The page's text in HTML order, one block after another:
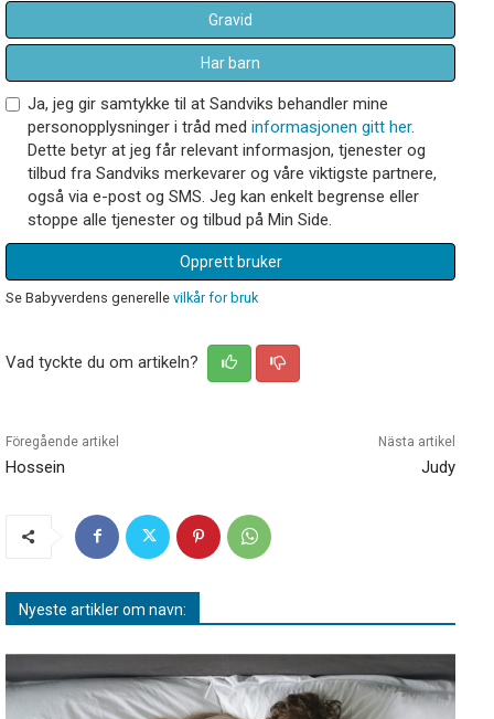
Gravid
Har barn
Ja, jeg gir samtykke til at Sandviks behandler mine
personopplysninger i tråd med informasjonen gitt her.
Dette betyr at jeg får relevant informasjon, tjenester og
tilbud fra Sandviks merkevarer og våre viktigste partnere,
også via e-post og SMS. Jeg kan enkelt begrense eller
stoppe alle tjenester og tilbud på Min Side.
Opprett bruker
Se Babyverdens generelle vilkår for bruk
Vad tyckte du om artikeln?
Föregående artikel
Hossein
Nästa artikel
Judy
Nyeste artikler om navn: